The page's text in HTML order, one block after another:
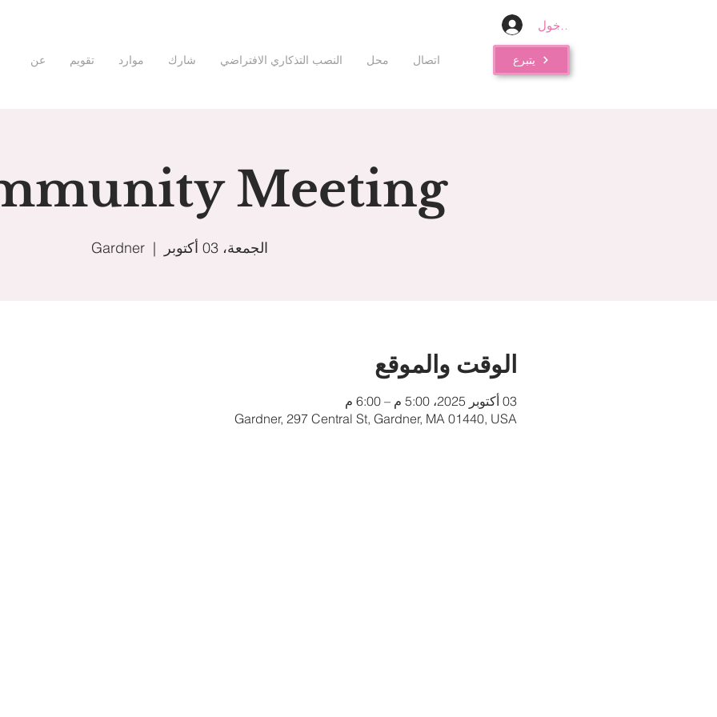
تسجيل الدخول
عن تقويم موارد شارك النصب التذكاري الافتراضي محل اتصال يتبرع
Meeting
الجمعة، 03 أكتوبر
  |
Gardner
الوقت والموقع
03 أكتوبر 2025، 5:00 م – 6:00 م
Gardner, 297 Central St, Gardner, MA 01440, USA